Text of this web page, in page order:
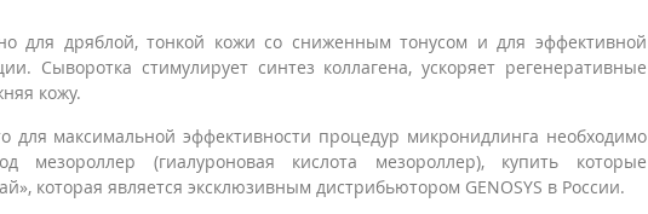
для дряблой, тонкой кожи со сниженным тонусом и для эффективной
Сыворотка стимулирует синтез коллагена, ускоряет регенеративные
кожу.
для максимальной эффективности процедур микронидлинга необходимо
мезороллер (гиалуроновая кислота мезороллер), купить которые
которая является эксклюзивным дистрибьютором GENOSYS в России.